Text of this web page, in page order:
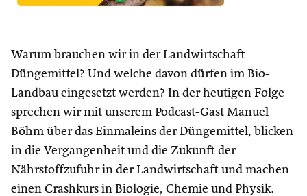
Warum brauchen wir in der Landwirtschaft
Düngemittel? Und welche davon dürfen im Bio-
Landbau eingesetzt werden? In der heutigen Folge
sprechen wir mit unserem Podcast-Gast Manuel
Böhm über das Einmaleins der Düngemittel, blicken
in die Vergangenheit und die Zukunft der
Nährstoffzufuhr in der Landwirtschaft und machen
einen Crashkurs in Biologie, Chemie und Physik.